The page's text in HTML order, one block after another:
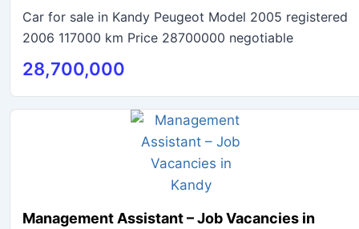
Car for sale in Kandy Peugeot Model 2005 registered
2006 117000 km Price 28700000 negotiable
28,700,000
Management Assistant – Job Vacancies in